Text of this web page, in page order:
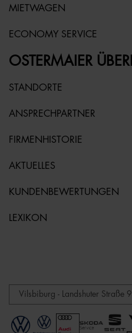
MIETWAGEN
ECONOMY SERVICE
OSTERMAIER
STANDORTE
ANSPRECHPARTNER
FIRMENHISTORIE
AKTUELLES
KUNDENBEWERTUNGEN
LEXIKON